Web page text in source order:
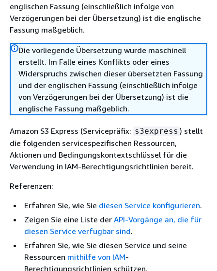
englischen Fassung (einschließlich infolge von
Verzögerungen bei der Übersetzung) ist die englische
Fassung maßgeblich.
Die vorliegende Übersetzung wurde maschinell
erstellt. Im Falle eines Konflikts oder eines
Widerspruchs zwischen dieser übersetzten Fassung
und der englischen Fassung (einschließlich infolge
von Verzögerungen bei der Übersetzung) ist die
englische Fassung maßgeblich.
Amazon S3 Express (Servicepräfix: s3express ) stellt
die folgenden servicespezifischen Ressourcen,
Aktionen und Bedingungskontextschlüssel für die
Verwendung in IAM-Berechtigungsrichtlinien bereit.
Referenzen:
Erfahren Sie, wie Sie diesen Service konfigurieren.
Zeigen Sie eine Liste der API-Vorgänge an, die für
diesen Service verfügbar sind.
Erfahren Sie, wie Sie diesen Service und seine
Ressourcen mithilfe von IAM-
Berechtigungsrichtlinien schützen.